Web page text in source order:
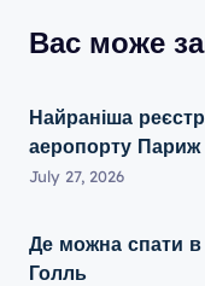
Вас може
Найраніша
аеропорту Париж
July 27, 2026
Де можна спати
Голль